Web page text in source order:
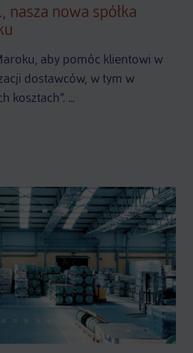
nasza nowa spółka
aby pomóc klientowi w
dostawców, w tym w
kosztach”. …